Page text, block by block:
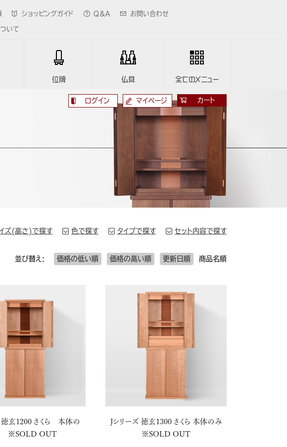
ショッピングガイド Ｑ＆Ａ お問い合わせ
いて
位牌 仏具 全てのメニュー
ログイン マイページ カート
ズ(高さ)で探す
以上
色で探す タイプで探す
コンパクトタイプ
セット内容で探す
並び替え: 価格の低い順 価格の高い順 更新日順 商品名順
徳玄1200 さくら 本体の
※SOLD OUT
Jシリーズ 徳玄1300 さくら 本体のみ
※SOLD OUT